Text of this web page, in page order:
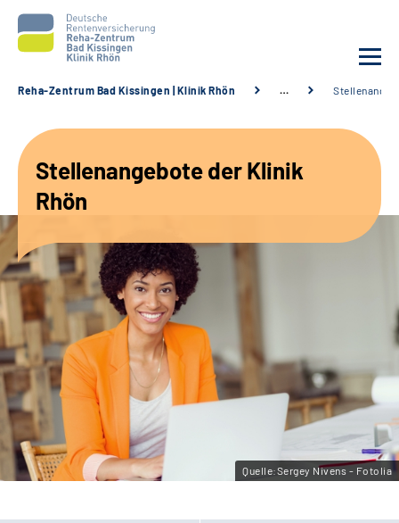
Unsere Angebote
Karriere
Sozialdienste & Zuweisende
Suche
Leichte Sprache
Gebärdensprache
Reha-Zentrum Bad Kissingen | Klinik Rhön …
Stellenangebote der Klinik
Rhön
Quelle:Sergey Nivens - Fotolia